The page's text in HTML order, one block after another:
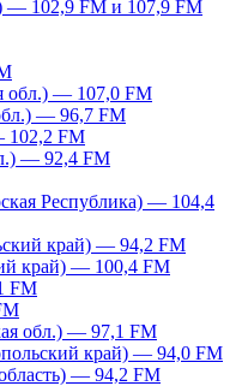
— 102,9 FM и 107,9 FM
обл.) — 107,0 FM
— 96,7 FM
102,2 FM
— 92,4 FM
Республика) — 104,4
край) — 94,2 FM
край) — 100,4 FM
FM
обл.) — 97,1 FM
край) — 94,0 FM
— 94,2 FM